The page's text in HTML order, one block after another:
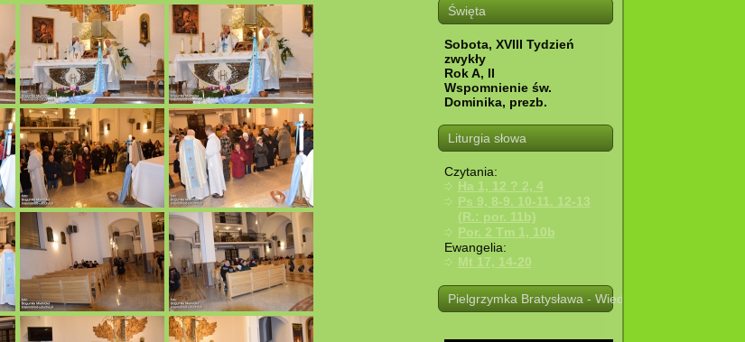
2022 r.
błagalne. 31.12.2022 r.
Święta
Sobota, XVIII Tydzień
zwykły
Rok A, II
Wspomnienie św.
Dominika, prezb.
Liturgia słowa
Czytania:
Ha 1, 12 ? 2, 4
Ps 9, 8-9. 10-11. 12-13
(R.: por. 11b)
Por. 2 Tm 1, 10b
Ewangelia:
Mt 17, 14-20
Pielgrzymka Bratysława - Wiedeń. 19 -21.08.2025 r.